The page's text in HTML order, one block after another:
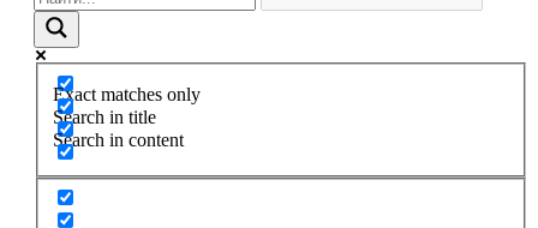
Exact matches only
Search in title
Search in content